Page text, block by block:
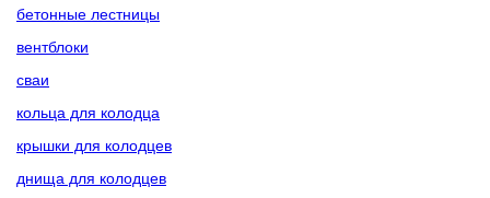
бетонные лестницы
вентблоки
сваи
кольца для колодца
крышки для колодцев
днища для колодцев